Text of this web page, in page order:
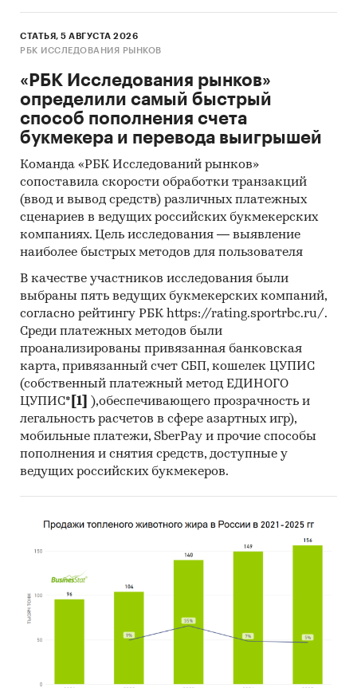
СТАТЬЯ, 5 АВГУСТА 2026
РБК ИССЛЕДОВАНИЯ РЫНКОВ
«РБК Исследования рынков»
определили самый быстрый
способ пополнения счета
букмекера и перевода выигрышей
Команда «РБК Исследований рынков»
сопоставила скорости обработки транзакций
(ввод и вывод средств) различных платежных
сценариев в ведущих российских букмекерских
компаниях. Цель исследования — выявление
наиболее быстрых методов для пользователя
В качестве участников исследования были
выбраны пять ведущих букмекерских компаний,
согласно рейтингу РБК https://rating.sportrbc.ru/.
Среди платежных методов были
проанализированы привязанная банковская
карта, привязанный счет СБП, кошелек ЦУПИС
(собственный платежный метод ЕДИНОГО
ЦУПИС* [1]
),обеспечивающего прозрачность и
легальность расчетов в сфере азартных игр),
мобильные платежи, SberPay и прочие способы
пополнения и снятия средств, доступные у
ведущих российских букмекеров.